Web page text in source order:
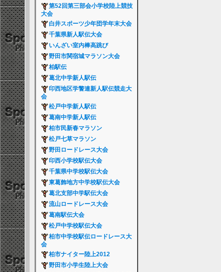
第52回第三部会小学校陸上競技
大会
白井スポーツ少年団学年末大会
千葉県新人駅伝大会
いんざい室内棒高跳び
野田市関宿城マラソン大会
柏駅伝
葛北中学新人駅伝
印西地区学警連新人駅伝競走大
会
松戸中学新人駅伝
葛南中学新人駅伝
柏市民新春マラソン
松戸七草マラソン
野田ロードレース大会
印西小学校駅伝大会
千葉県中学校駅伝大会
東葛飾地方中学校駅伝大会
葛北支部中学駅伝大会
流山ロードレース大会
葛南駅伝大会
松戸中学校駅伝大会
柏市中学校駅伝ロードレース大
会
柏市ナイター陸上2012
野田市小学生陸上大会